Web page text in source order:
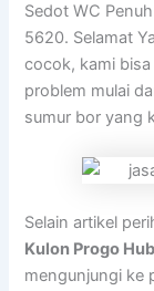
Sedot WC
5620. Selamat
cocok, kami
problem mulai
sumur bor yang
Selain artikel
Kulon Progo
mengunjungi ke